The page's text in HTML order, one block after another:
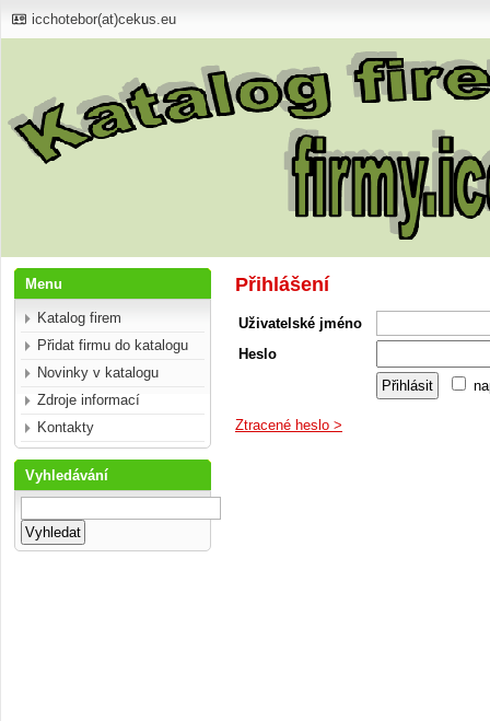
icchotebor(at)cekus.eu
Menu
Katalog firem
Přidat firmu do katalogu
Novinky v katalogu
Zdroje informací
Kontakty
Vyhledávání
Přihlášení
Uživatelské jméno
Heslo
Ztracené heslo >